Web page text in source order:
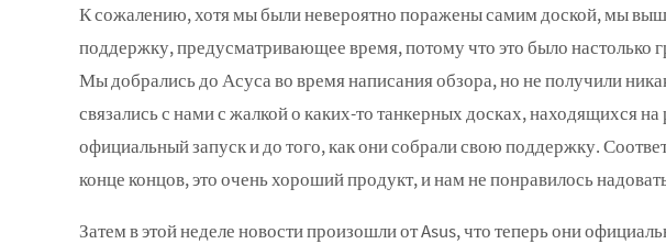
К сожалению, хотя мы были невероятно поражены самим доской, мы
поддержку, предусматривающее время, потому что это было настолько
Мы добрались до Асуса во время написания обзора, но не получили
связались с нами с жалкой о каких-то танкерных досках, находящихся
официальный запуск и до того, как они собрали свою поддержку.
конце концов, это очень хороший продукт, и нам не понравилось
Затем в этой неделе новости произошли от Asus, что теперь они